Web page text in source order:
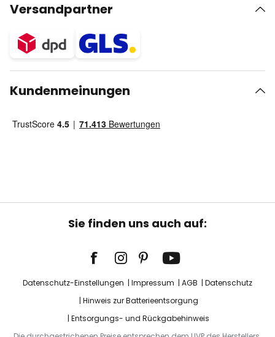
Versandpartner
Kundenmeinungen
Sie finden uns auch auf:
Datenschutz-Einstellungen Impressum AGB
Datenschutz
Hinweis zur Batterieentsorgung
Entsorgungs- und Rückgabehinweis